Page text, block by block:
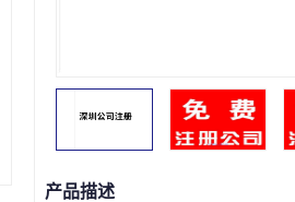
产品描述